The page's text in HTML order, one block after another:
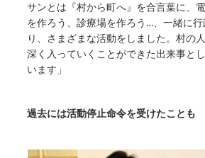
サンとは『村から町へ』を合言葉に、
を作ろう、診療場を作ろう…、一緒に
り、さまざまな活動をしました。村の
深く入っていくことができた出来事と
います」
過去には活動停止命令を受けたことも